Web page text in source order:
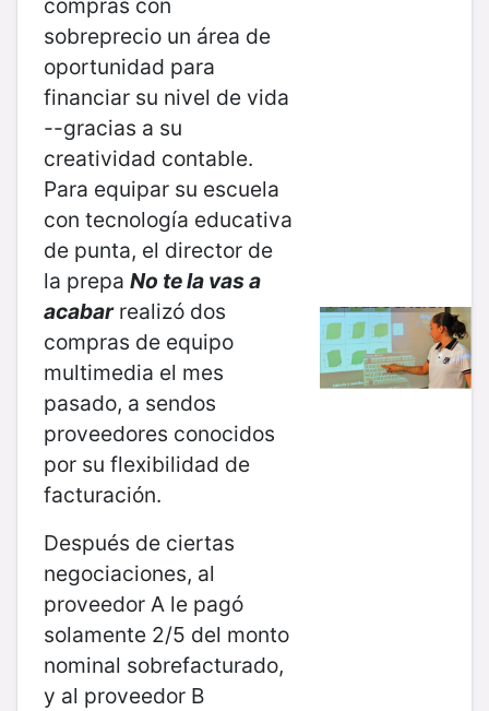
compras con
sobreprecio un área de
oportunidad para
financiar su nivel de vida
--gracias a su
creatividad contable.
Para equipar su escuela
con tecnología educativa
de punta, el director de
la prepa No te la vas a
acabarrealizó dos
compras de equipo
multimedia el mes
pasado, a sendos
proveedores conocidos
por su flexibilidad de
facturación.
Después de ciertas
negociaciones, al
proveedor A le pagó
solamente 2/5 del monto
nominal sobrefacturado,
y al proveedor B